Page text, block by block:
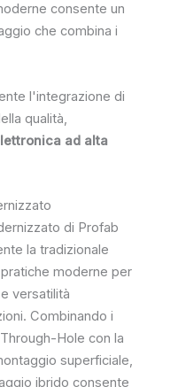
consente un
che combina i
l'integrazione di
qualità,
ad alta
di Profab
la tradizionale
moderne per
versatilità
Combinando i
Hole con la
superficiale,
ibrido consente